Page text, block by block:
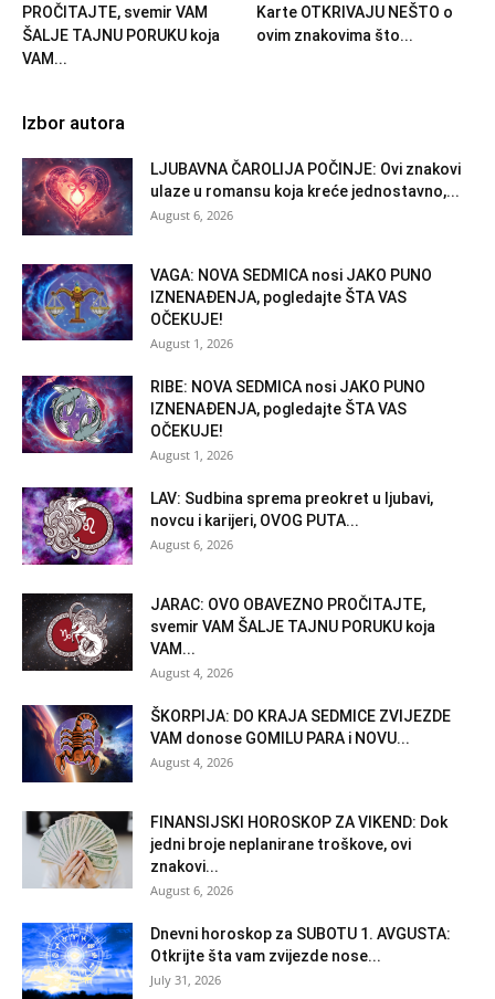
PROČITAJTE, svemir VAM
ŠALJE TAJNU PORUKU koja
VAM...
Karte OTKRIVAJU NEŠTO o
ovim znakovima što...
Izbor autora
LJUBAVNA ČAROLIJA POČINJE: Ovi znakovi
ulaze u romansu koja kreće jednostavno,...
August 6, 2026
VAGA: NOVA SEDMICA nosi JAKO PUNO
IZNENAĐENJA, pogledajte ŠTA VAS
OČEKUJE!
August 1, 2026
RIBE: NOVA SEDMICA nosi JAKO PUNO
IZNENAĐENJA, pogledajte ŠTA VAS
OČEKUJE!
August 1, 2026
LAV: Sudbina sprema preokret u ljubavi,
novcu i karijeri, OVOG PUTA...
August 6, 2026
JARAC: OVO OBAVEZNO PROČITAJTE,
svemir VAM ŠALJE TAJNU PORUKU koja
VAM...
August 4, 2026
ŠKORPIJA: DO KRAJA SEDMICE ZVIJEZDE
VAM donose GOMILU PARA i NOVU...
August 4, 2026
FINANSIJSKI HOROSKOP ZA VIKEND: Dok
jedni broje neplanirane troškove, ovi
znakovi...
August 6, 2026
Dnevni horoskop za SUBOTU 1. AVGUSTA:
Otkrijte šta vam zvijezde nose...
July 31, 2026